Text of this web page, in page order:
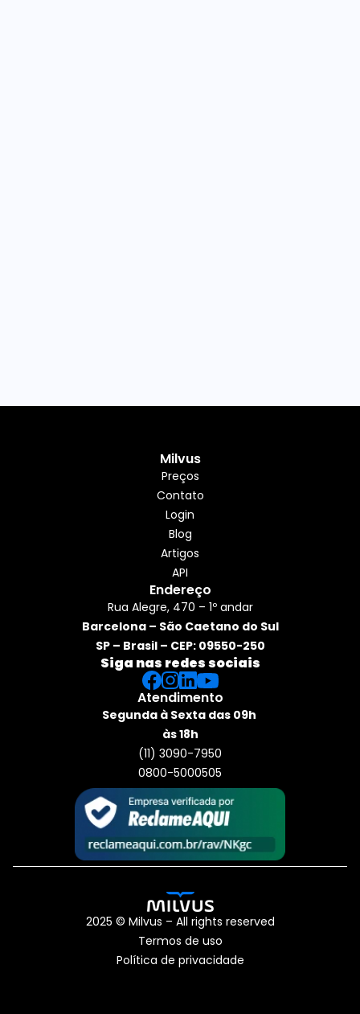
Milvus
Preços
Contato
Login
Blog
Artigos
API
Endereço
Rua Alegre, 470 – 1º andar
Barcelona – São Caetano do Sul
SP – Brasil – CEP: 09550-250
Siga nas redes sociais
Atendimento
Segunda à Sexta das 09h
às 18h
(11) 3090-7950
0800-5000505
2025 © Milvus – All rights reserved
Termos de uso
Política de privacidade